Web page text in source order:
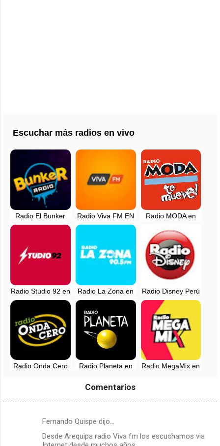
Escuchar más radios en vivo
Radio El Bunker
FM - Lima, Perú
Radio Viva FM EN
VIVO - Lima, Peru
Radio MODA en
Radio Studio 92 en
vivo - Lima, Perú
Radio La Zona en
vivo - 90.5 FM -
Radio Disney Perú
en vivo - 91.1 FM
Radio Onda Cero
Radio Planeta en
Radio MegaMix en
Comentarios
Fernando Quispe dijo…
Desde Arequipa radio Viva fm los escuchamos via